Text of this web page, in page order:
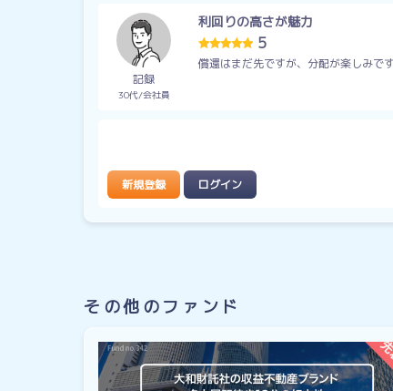
記録
30代 会社員
利回りの高さが魅力
5
償還はまだ先ですが、分配が楽しみです
新規登録 ログイン
その他のファンド